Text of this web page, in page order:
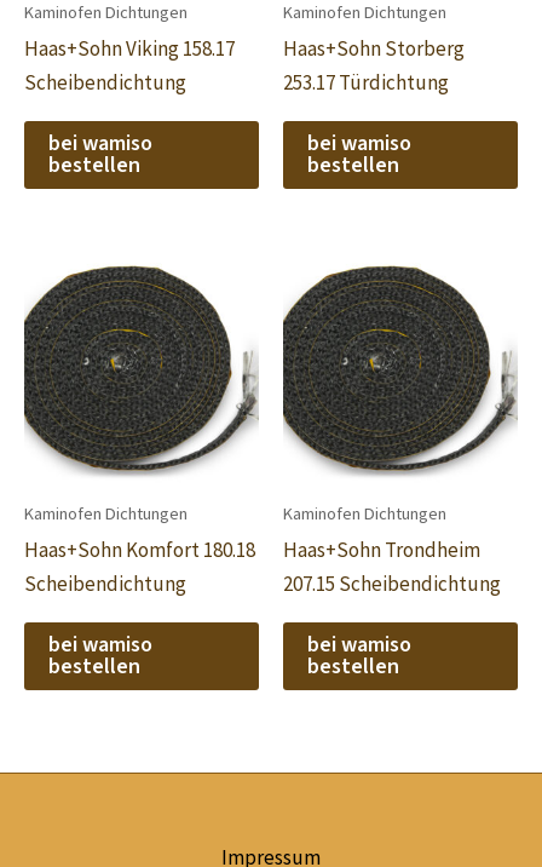
Kaminofen Dichtungen
Haas+Sohn Viking 158.17
Scheibendichtung
bei wamiso
bestellen
Kaminofen Dichtungen
Haas+Sohn Storberg
253.17 Türdichtung
bei wamiso
bestellen
Kaminofen Dichtungen
Haas+Sohn Komfort 180.18
Scheibendichtung
bei wamiso
bestellen
Kaminofen Dichtungen
Haas+Sohn Trondheim
207.15 Scheibendichtung
bei wamiso
bestellen
Impressum